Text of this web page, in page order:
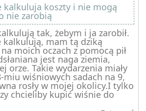
kalkuluja koszty i nie mogą
nie zarobią
tak, żebym i ja zarobił.
kalkulują, mam tą dziką
moich oczach z pomocą pił
jest naga ziemia,
orze. Takie wydarzenia miały
miu wiśniowych sadach na 9,
rosły w mojej okolicy.I tylko
chcieliby kupić wiśnie do